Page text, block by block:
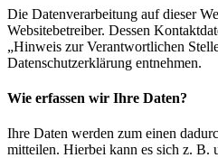
Die Datenverarbeitung auf dieser
Websitebetreiber. Dessen
„Hinweis zur Verantwortlichen
Datenschutzerklärung entnehmen.
Wie erfassen wir Ihre Daten?
Ihre Daten werden zum einen
mitteilen. Hierbei kann es sich z. B.